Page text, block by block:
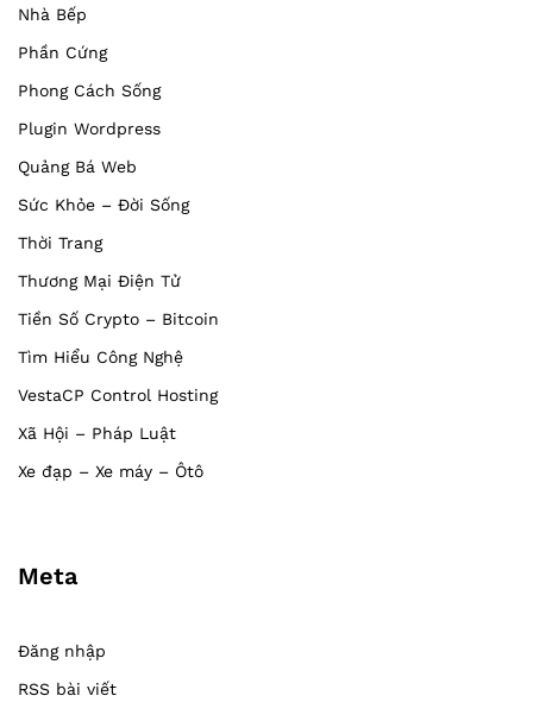
Nhà Bếp
Phần Cứng
Phong Cách Sống
Plugin Wordpress
Quảng Bá Web
Sức Khỏe – Đời Sống
Thời Trang
Thương Mại Điện Tử
Tiền Số Crypto – Bitcoin
Tìm Hiểu Công Nghệ
VestaCP Control Hosting
Xã Hội – Pháp Luật
Xe đạp – Xe máy – Ôtô
Meta
Đăng nhập
RSS bài viết